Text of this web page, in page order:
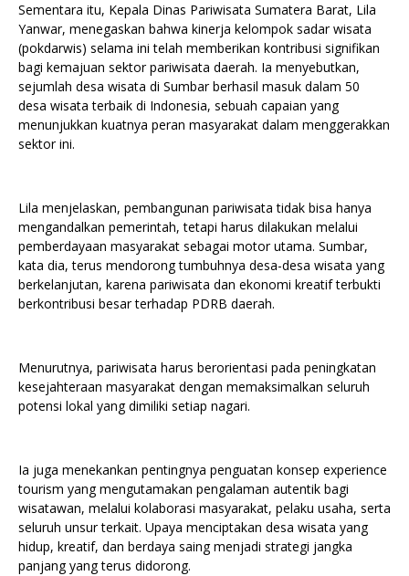
Sementara itu, Kepala Dinas Pariwisata Sumatera Barat, Lila
Yanwar, menegaskan bahwa kinerja kelompok sadar wisata
(pokdarwis) selama ini telah memberikan kontribusi signifikan
bagi kemajuan sektor pariwisata daerah. Ia menyebutkan,
sejumlah desa wisata di Sumbar berhasil masuk dalam 50
desa wisata terbaik di Indonesia, sebuah capaian yang
menunjukkan kuatnya peran masyarakat dalam menggerakkan
sektor ini.
Lila menjelaskan, pembangunan pariwisata tidak bisa hanya
mengandalkan pemerintah, tetapi harus dilakukan melalui
pemberdayaan masyarakat sebagai motor utama. Sumbar,
kata dia, terus mendorong tumbuhnya desa-desa wisata yang
berkelanjutan, karena pariwisata dan ekonomi kreatif terbukti
berkontribusi besar terhadap PDRB daerah.
Menurutnya, pariwisata harus berorientasi pada peningkatan
kesejahteraan masyarakat dengan memaksimalkan seluruh
potensi lokal yang dimiliki setiap nagari.
Ia juga menekankan pentingnya penguatan konsep experience
tourism yang mengutamakan pengalaman autentik bagi
wisatawan, melalui kolaborasi masyarakat, pelaku usaha, serta
seluruh unsur terkait. Upaya menciptakan desa wisata yang
hidup, kreatif, dan berdaya saing menjadi strategi jangka
panjang yang terus didorong.